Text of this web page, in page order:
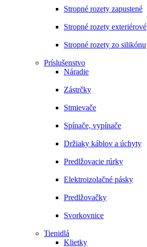
Stropné rozety zapustené
Stropné rozety exteriérové
Stropné rozety zo silikónu
Príslušenstvo
Náradie
Zástrčky
Stmievače
Spínače, vypínače
Držiaky káblov a úchyty
Predlžovacie rúrky
Elektroizolačné pásky
Predlžovačky
Svorkovnice
Tienidlá
Klietky